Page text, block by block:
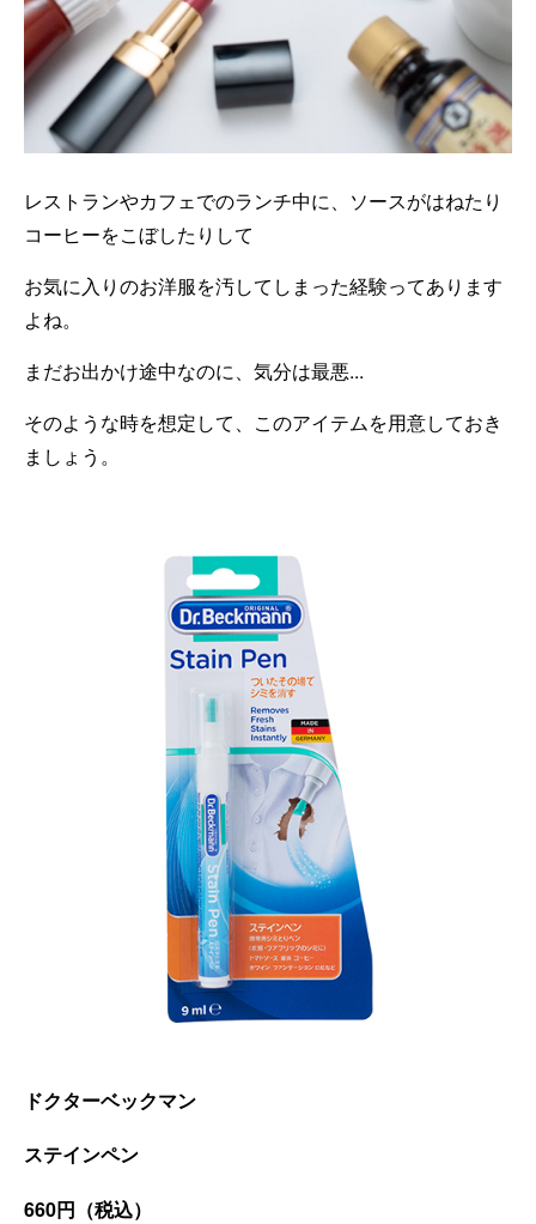
レストランやカフェでのランチ中に、ソースがはねたり
コーヒーをこぼしたりして
お気に入りのお洋服を汚してしまった経験ってあります
よね。
まだお出かけ途中なのに、気分は最悪...
そのような時を想定して、このアイテムを用意しておき
ましょう。
ドクターベックマン
ステインペン
660円（税込）